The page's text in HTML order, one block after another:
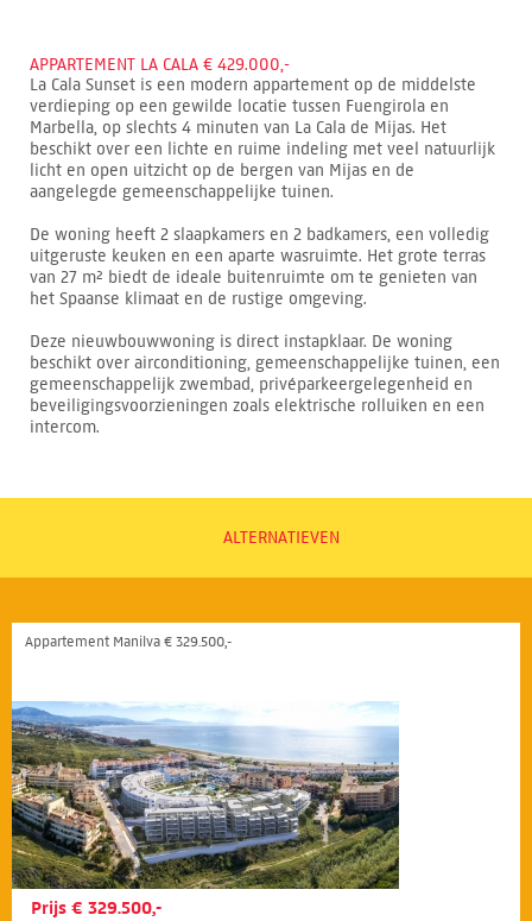
APPARTEMENT LA CALA € 429.000,-
La Cala Sunset is een modern appartement op de middelste
verdieping op een gewilde locatie tussen Fuengirola en
Marbella, op slechts 4 minuten van La Cala de Mijas. Het
beschikt over een lichte en ruime indeling met veel natuurlijk
licht en open uitzicht op de bergen van Mijas en de
aangelegde gemeenschappelijke tuinen.
De woning heeft 2 slaapkamers en 2 badkamers, een volledig
uitgeruste keuken en een aparte wasruimte. Het grote terras
van 27 m² biedt de ideale buitenruimte om te genieten van
het Spaanse klimaat en de rustige omgeving.
Deze nieuwbouwwoning is direct instapklaar. De woning
beschikt over airconditioning, gemeenschappelijke tuinen, een
gemeenschappelijk zwembad, privéparkeergelegenheid en
beveiligingsvoorzieningen zoals elektrische rolluiken en een
intercom.
ALTERNATIEVEN
Appartement Manilva € 329.500,-
Prijs € 329.500,-